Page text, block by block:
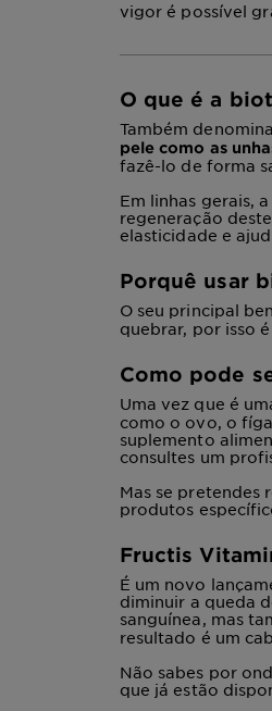
vigor é possível
O que é a
Também
pele como as
fazê-lo de forma
Em linhas gerais,
regeneração
elasticidade e
Porquê usar
O seu principal
quebrar, por isso
Como pode
Uma vez que é
como o ovo, o
suplemento
consultes um
Mas se pretendes
produtos
Fructis
É um novo
diminuir a queda
sanguínea, mas
resultado é um
Não sabes por
que já estão